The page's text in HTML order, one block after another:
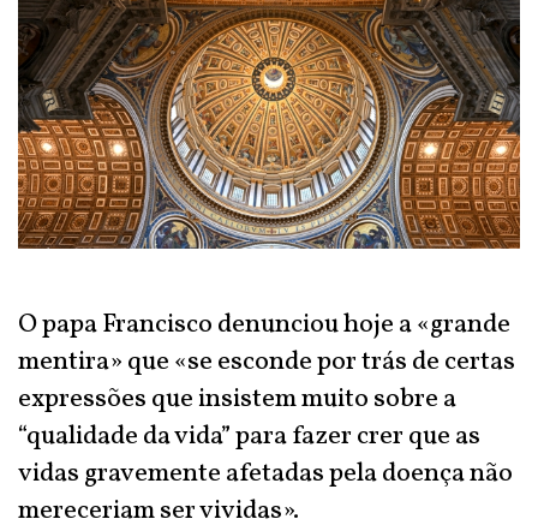
O papa Francisco denunciou hoje a «grande
mentira» que «se esconde por trás de certas
expressões que insistem muito sobre a
“qualidade da vida” para fazer crer que as
vidas gravemente afetadas pela doença não
mereceriam ser vividas».